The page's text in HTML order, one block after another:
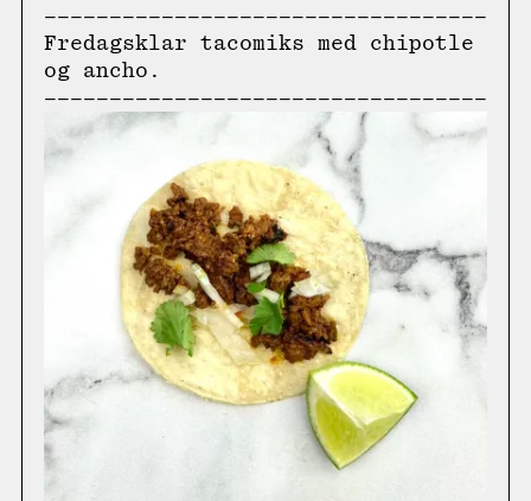
Fredagsklar tacomiks med chipotle
og ancho.